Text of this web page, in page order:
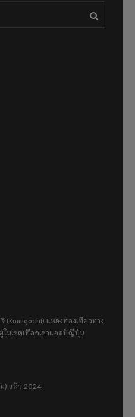
(Kamigōchi) แหล่งท่องเที่ยวทาง
ในเขตเทือกเขาแอลป์ญี่ปุ่น
) แล้ว 2024